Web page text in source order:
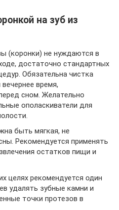
на зуб из
(коронки) не нуждаются в
достаточно стандартных
Обязательна чистка
время,
сном. Желательно
ополаскиватели для
быть мягкая, не
Рекомендуется применять
остатков пищи и
целях рекомендуется один
удалять зубные камни и
точки протезов в